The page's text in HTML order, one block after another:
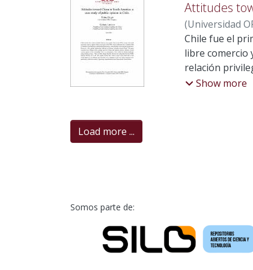
mercado y
el discurso
dispositivo
Attitudes
(Universidad
Luciano
Chile fue el
libre comercio
relación
relación se
Show more
Load more ...
Somos parte de: